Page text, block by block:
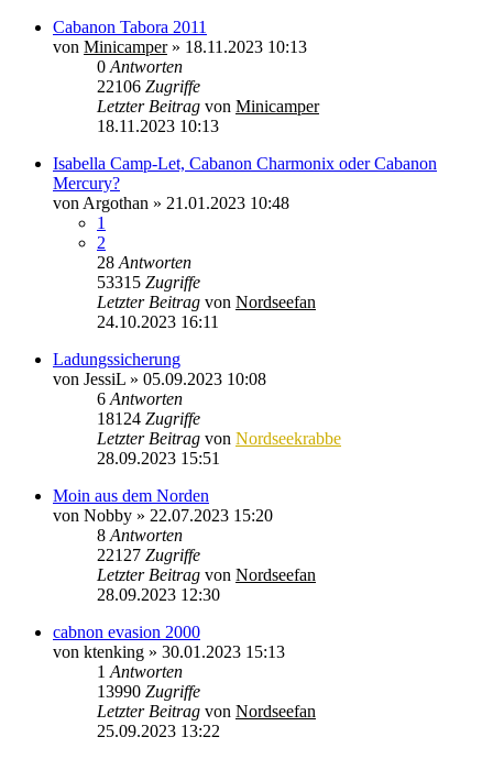
Cabanon Tabora 2011
von Minicamper» 18.11.2023 10:13
0 Antworten
22106 Zugriffe
Letzter Beitrag von Minicamper
18.11.2023 10:13
Isabella Camp-Let, Cabanon Charmonix oder Cabanon
Mercury?
von Argothan » 21.01.2023 10:48
1
2
28 Antworten
53315 Zugriffe
Letzter Beitrag von Nordseefan
24.10.2023 16:11
Ladungssicherung
von JessiL » 05.09.2023 10:08
6 Antworten
18124 Zugriffe
Letzter Beitrag von Nordseekrabbe
28.09.2023 15:51
Moin aus dem Norden
von Nobby » 22.07.2023 15:20
8 Antworten
22127 Zugriffe
Letzter Beitrag von Nordseefan
28.09.2023 12:30
cabnon evasion 2000
von ktenking » 30.01.2023 15:13
1 Antworten
13990 Zugriffe
Letzter Beitrag von Nordseefan
25.09.2023 13:22